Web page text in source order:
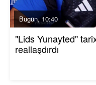
Bugün, 10:40
"Lids Yunayted"
reallaşdırdı